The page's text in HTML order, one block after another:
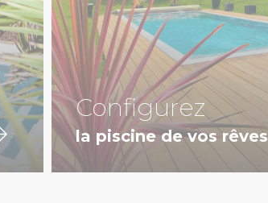
Configurez
la piscine de vos rêves